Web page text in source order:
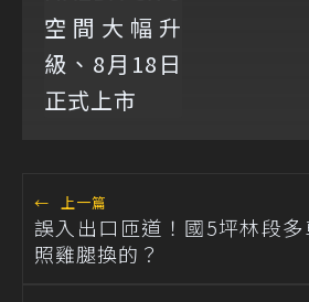
← 上一篇
誤入出口匝道！國5坪林段
照雞腿換的？